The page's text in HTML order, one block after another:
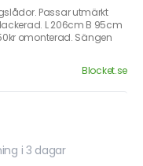
Passar utmärkt
L 206cm B 95cm
omonterad. Sängen
Blocket.se
i 3 dagar